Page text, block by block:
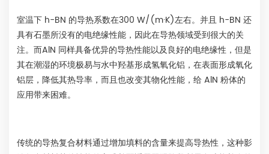
室温下 h-BN 的导热系数在300 W/(m·K)左右。并且 h-BN 还
具有石墨所没有的电绝缘性能，因此在导热领域受到很大的关
注。而AlN 同样具备优异的导热性能以及良好的电绝缘性，但是
其在潮湿的环境极易与水中羟基形成氢氧化铝，在表面形成氧化
铝层，降低其热导率，而且也改变其物化性能，给 AlN 粉体的
应用带来困难。
传统的导热复合材料通过增加填料的含量来提高导热性，这种影